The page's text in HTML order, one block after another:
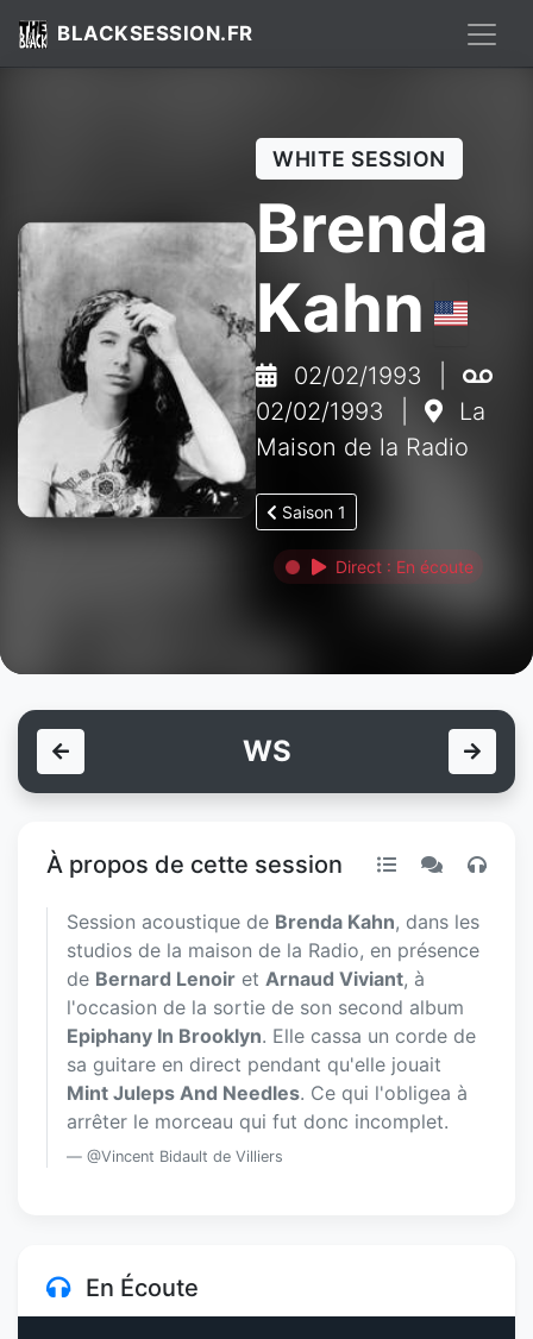
BLACKSESSION.FR
WHITE SESSION
Brenda
Kahn
02/02/1993
02/02/1993
La
Maison de la Radio
Saison 1
Direct : En écoute
WS
À propos de cette session
Session acoustique de Brenda Kahn, dans les
studios de la maison de la Radio, en présence
de Bernard Lenoir et Arnaud Viviant, à
l'occasion de la sortie de son second album
Epiphany In Brooklyn. Elle cassa un corde de
sa guitare en direct pendant qu'elle jouait
Mint Juleps And Needles. Ce qui l'obligea à
arrêter le morceau qui fut donc incomplet.
@Vincent Bidault de Villiers
En Écoute